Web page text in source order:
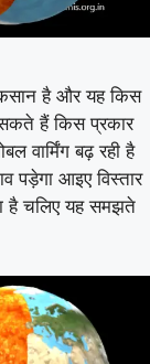
है और यह किस
हैं किस प्रकार
वार्मिंग बढ़ रही है
पड़ेगा आइए विस्तार
है चलिए यह समझते